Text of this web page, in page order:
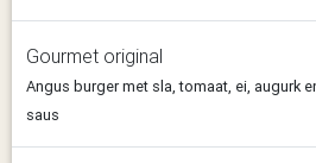
Gourmet original
Angus burger met sla, tomaat, ei, augurk
saus